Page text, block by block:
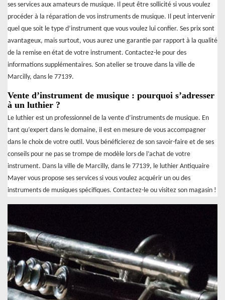
ses services aux amateurs de musique. Il peut être sollicité si vous voulez
procéder à la réparation de vos instruments de musique. Il peut intervenir
quel que soit le type d’instrument que vous voulez lui confier. Ses prix sont
avantageux, mais surtout, vous aurez une garantie par rapport à la qualité
de la remise en état de votre instrument. Contactez-le pour des
informations supplémentaires. Son atelier se trouve dans la ville de
Marcilly, dans le 77139.
Vente d’instrument de musique : pourquoi s’adresser
à un luthier ?
Le luthier est un professionnel de la vente d’instruments de musique. En
tant qu’expert dans le domaine, il est en mesure de vous accompagner
dans le choix de votre outil. Vous bénéficierez de son savoir-faire et de ses
conseils pour ne pas se trompe de modèle lors de l’achat de votre
instrument. Dans la ville de Marcilly, dans le 77139, le luthier Antiquaire
Mayer vous propose ses services si vous voulez acquérir un ou des
instruments de musiques spécifiques. Contactez-le ou visitez son magasin !